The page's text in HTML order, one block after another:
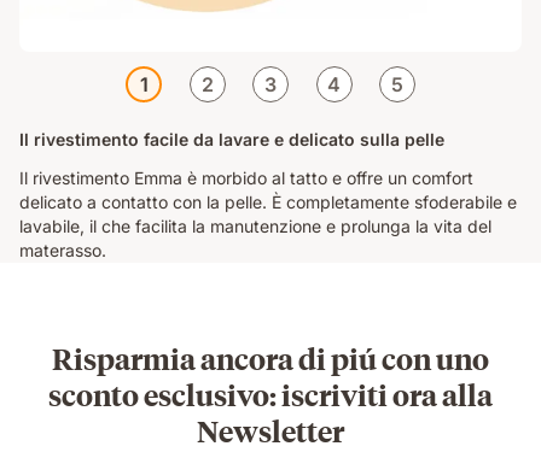
1 2 3 4 5
Il rivestimento facile da lavare e delicato sulla pelle
Il rivestimento Emma è morbido al tatto e offre un comfort
delicato a contatto con la pelle. È completamente sfoderabile e
lavabile, il che facilita la manutenzione e prolunga la vita del
materasso.
Risparmia ancora di piú con uno
sconto esclusivo: iscriviti ora alla
Newsletter